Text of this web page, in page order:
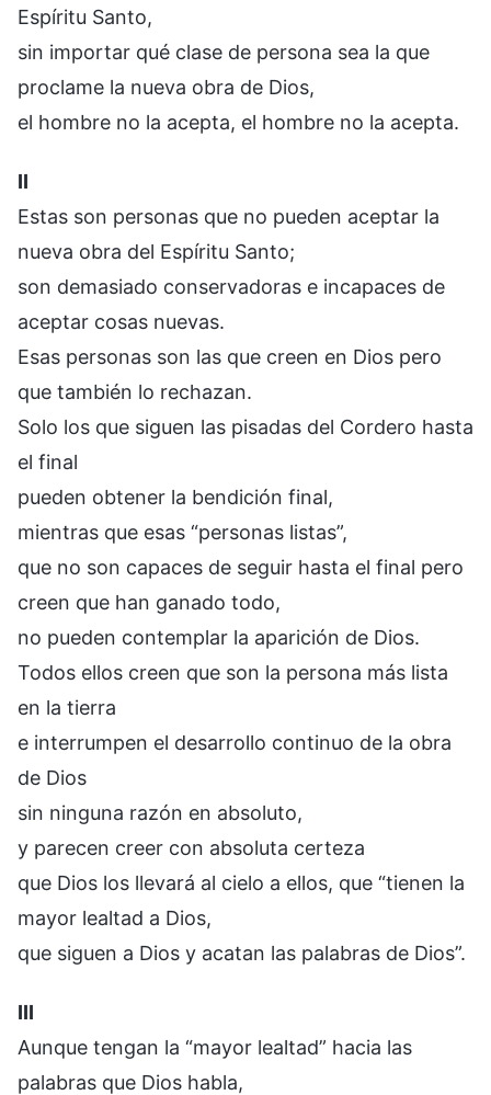
Espíritu Santo,
sin importar qué clase de persona sea la que
proclame la nueva obra de Dios,
el hombre no la acepta, el hombre no la acepta.
II
Estas son personas que no pueden aceptar la
nueva obra del Espíritu Santo;
son demasiado conservadoras e incapaces de
aceptar cosas nuevas.
Esas personas son las que creen en Dios pero
que también lo rechazan.
Solo los que siguen las pisadas del Cordero hasta
el final
pueden obtener la bendición final,
mientras que esas “personas listas”,
que no son capaces de seguir hasta el final pero
creen que han ganado todo,
no pueden contemplar la aparición de Dios.
Todos ellos creen que son la persona más lista
en la tierra
e interrumpen el desarrollo continuo de la obra
de Dios
sin ninguna razón en absoluto,
y parecen creer con absoluta certeza
que Dios los llevará al cielo a ellos, que “tienen la
mayor lealtad a Dios,
que siguen a Dios y acatan las palabras de Dios”.
III
Aunque tengan la “mayor lealtad” hacia las
palabras que Dios habla,